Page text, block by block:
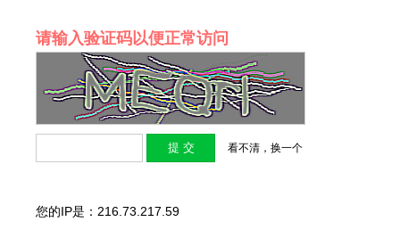
请输入验证码以便正常访问
看不清，换一个
您的IP是：216.73.217.59